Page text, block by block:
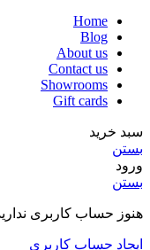
Home
Blog
About us
Contact us
Showrooms
Gift cards
سبد خرید
بستن
ورود
بستن
هنوز حساب کاربری
ایجاد حساب کاربری